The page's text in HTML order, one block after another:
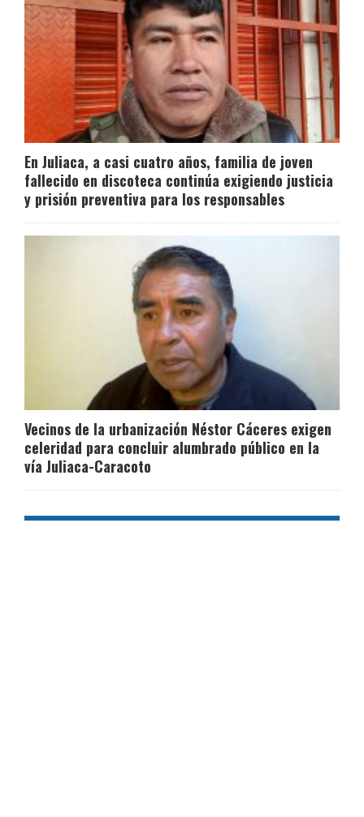
En Juliaca, a casi cuatro años, familia de joven
fallecido en discoteca continúa exigiendo justicia
y prisión preventiva para los responsables
Vecinos de la urbanización Néstor Cáceres exigen
celeridad para concluir alumbrado público en la
vía Juliaca-Caracoto